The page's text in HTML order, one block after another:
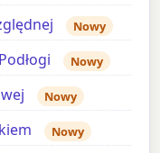
Nowy
Nowy
Nowy
Nowy